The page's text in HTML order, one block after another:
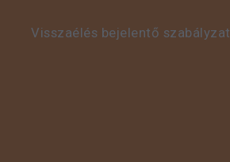
Visszaélés bejelentő szabályzat